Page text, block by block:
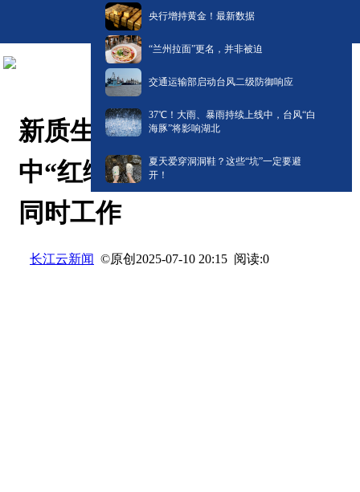
央行增持黄金！最新数据
“兰州拉面”更名，并非被迫
交通运输部启动台风二级防御响应
​37℃！大雨、暴雨持续上线中，台风“白
海豚”将影响湖北
夏天爱穿洞洞鞋？这些“坑”一定要避
开！
新质生产力在湖北 | 十堰：空
中“红绿灯” 让1.5万架无人机
同时工作
长江云新闻 ©原创 2025-07-10 20:15 阅读:0